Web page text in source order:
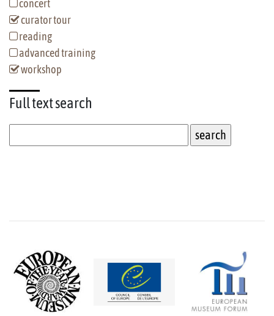
concert
curator tour
reading
advanced training
workshop
Full textsearch